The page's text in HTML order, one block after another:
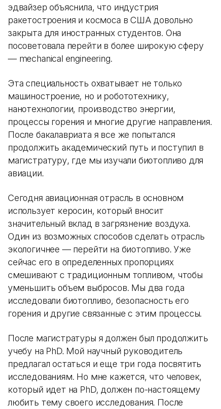
эдвайзер объяснила, что индустрия
ракетостроения и космоса в США довольно
закрыта для иностранных студентов. Она
посоветовала перейти в более широкую сферу
— mechanical engineering.
Эта специальность охватывает не только
машиностроение, но и робототехнику,
нанотехнологии, производство энергии,
процессы горения и многие другие направления.
После бакалавриата я все же попытался
продолжить академический путь и поступил в
магистратуру, где мы изучали биотопливо для
авиации.
Сегодня авиационная отрасль в основном
использует керосин, который вносит
значительный вклад в загрязнение воздуха.
Один из возможных способов сделать отрасль
экологичнее — перейти на биотопливо. Уже
сейчас его в определенных пропорциях
смешивают с традиционным топливом, чтобы
уменьшить объем выбросов. Мы два года
исследовали биотопливо, безопасность его
горения и другие связанные с этим процессы.
После магистратуры я должен был продолжить
учебу на PhD. Мой научный руководитель
предлагал остаться и еще три года посвятить
исследованиям. Но мне кажется, что человек,
который идет на PhD, должен по-настоящему
любить тему своего исследования. После